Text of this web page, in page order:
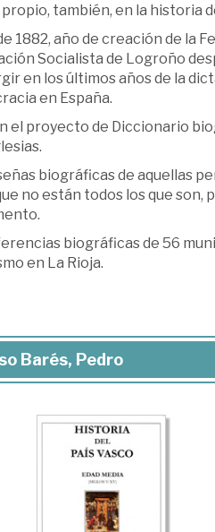
también, en la historia
1882, año de creación de la
Socialista de Logroño
en los últimos años de la
en España.
el proyecto de Diccionario
biográficas de aquellas
no están todos los que
biográficas de 56
en La Rioja.
Barés, Pedro